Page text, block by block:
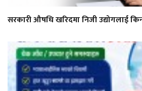
सरकारी औषधि खरिदमा निजी उद्योगलाई